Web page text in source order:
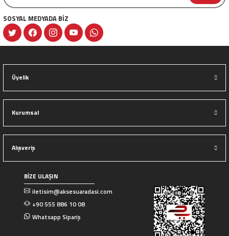
SOSYAL MEDYADA BİZ
Üyelik
Kurumsal
Alışveriş
BİZE ULAŞIN
iletisim@aksesuaradasi.com
+90 555 886 10 08
Whatsapp Sipariş